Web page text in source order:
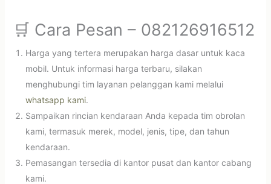
🛒 Cara Pesan – 082126916512
Harga yang tertera merupakan harga dasar untuk kaca
mobil. Untuk informasi harga terbaru, silakan
menghubungi tim layanan pelanggan kami melalui
whatsapp kami.
Sampaikan rincian kendaraan Anda kepada tim obrolan
kami, termasuk merek, model, jenis, tipe, dan tahun
kendaraan.
Pemasangan tersedia di kantor pusat dan kantor cabang
kami.